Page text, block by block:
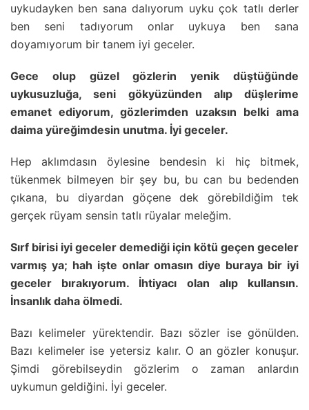
uykudayken ben sana dalıyorum uyku çok tatlı derler
ben seni tadıyorum onlar uykuya ben sana
doyamıyorum bir tanem iyi geceler.
Gece olup güzel gözlerin yenik düştüğünde
uykusuzluğa, seni gökyüzünden alıp düşlerime
emanet ediyorum, gözlerimden uzaksın belki ama
daima yüreğimdesin unutma. İyi geceler.
Hep aklımdasın öylesine bendesin ki hiç bitmek,
tükenmek bilmeyen bir şey bu, bu can bu bedenden
çıkana, bu diyardan göçene dek görebildiğim tek
gerçek rüyam sensin tatlı rüyalar meleğim.
Sırf birisi iyi geceler demediği için kötü geçen geceler
varmış ya; hah işte onlar omasın diye buraya bir iyi
geceler bırakıyorum. İhtiyacı olan alıp kullansın.
İnsanlık daha ölmedi.
Bazı kelimeler yürektendir. Bazı sözler ise gönülden.
Bazı kelimeler ise yetersiz kalır. O an gözler konuşur.
Şimdi görebilseydin gözlerim o zaman anlardın
uykumun geldiğini. İyi geceler.